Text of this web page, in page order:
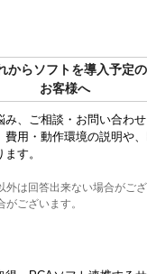
からソフトを導入予定の
お客様へ
、ご相談・お問い合わ
費用・動作環境の説明や
す。
は回答出来ない場合がござ
ございます。